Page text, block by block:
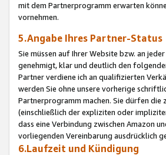
mit dem Partnerprogramm erwarten
vornehmen.
5.Angabe Ihres Partner-Status
Sie müssen auf Ihrer Website bzw. an
genehmigt, klar und deutlich den
Partner verdiene ich an qualifizierten
werden Sie ohne unsere vorherige
Partnerprogramm machen. Sie dürfen die
(einschließlich der expliziten oder
dass eine Verbindung zwischen Amazon
vorliegenden Vereinbarung ausdrücklich
6.Laufzeit und Kündigung